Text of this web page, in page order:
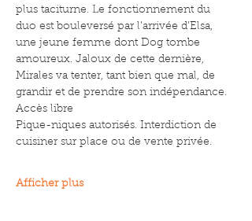
plus taciturne. Le fonctionnement du
duo est bouleversé par l’arrivée d’Elsa,
une jeune femme dont Dog tombe
amoureux. Jaloux de cette dernière,
Mirales va tenter, tant bien que mal, de
grandir et de prendre son indépendance.
Accès libre
Pique-niques autorisés. Interdiction de
cuisiner sur place ou de vente privée.
Afficher plus